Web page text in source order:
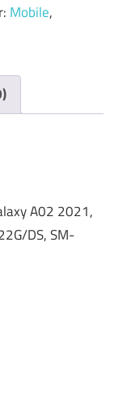
Mobile,
A02 2021,
DS, SM-